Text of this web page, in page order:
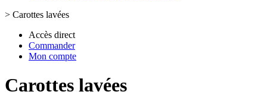
> Carottes lavées
Accès direct
Commander
Mon compte
Carottes lavées